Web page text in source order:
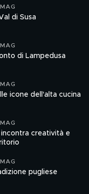
di Susa
di Lampedusa
icone dell'alta cucina
incontra creatività e
pugliese